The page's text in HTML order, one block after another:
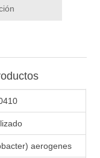
aerogenes